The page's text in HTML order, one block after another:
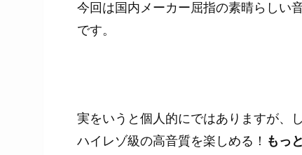
今回は国内メーカー屈指の素晴らしい
です。
実をいうと個人的にではありますが、
ハイレゾ級の高音質を楽しめる！ もっ